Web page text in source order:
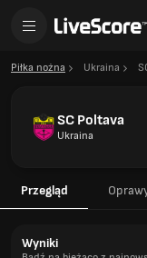
Piłka nożna Ukraina
SC Poltava
Ukraina
Przegląd
Wyniki